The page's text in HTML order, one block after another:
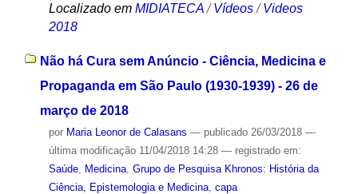
Localizado em MIDIATECA /Vídeos /Videos
2018
Não há Cura sem Anúncio - Ciência, Medicina e
Propaganda em São Paulo (1930-1939) - 26 de
março de 2018
por Maria Leonor de Calasans — publicado26/03/2018 —
última modificação11/04/2018 14:28 — registrado em:
Saúde, Medicina, Grupo de Pesquisa Khronos: História da
Ciência, Epistemologia e Medicina, capa